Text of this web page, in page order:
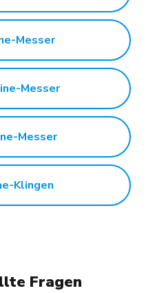
Messer
Messer
Messer
Klingen
Fragen